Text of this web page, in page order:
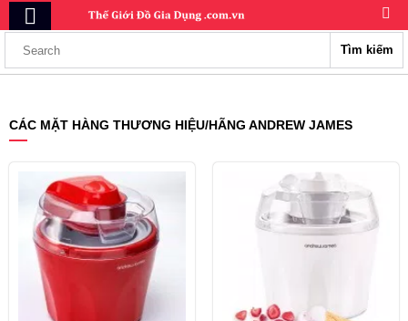
Tìm kiếm
CÁC MẶT HÀNG THƯƠNG HIỆU/HÃNG ANDREW JAMES